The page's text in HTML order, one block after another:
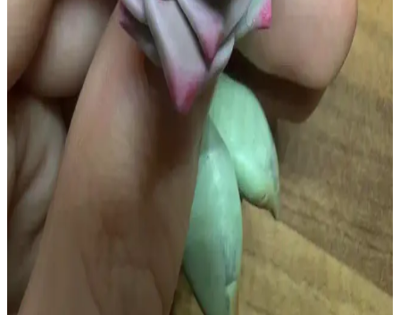
Saç İlhamlı Polimer Kil Vazo Tasarımı: Teknikler ve
Yapım Süreci Detayları
Saçın doğal düşüşü ve renk geçişlerinden ilham alan polimer kil
vazo, detaylı kıvrımlar ve bilinçli hizalanmayan renklerle özgünlük
kazanıyor. Üretim sürecinde ekstruder ve fırınlama teknikleri
kullanıldı.
Tiny Cat Village: Yeti'nin Ahşap Kulübesi ve
Minyatür Polimer Kil Sanatının Detayları
Tiny Cat Village serisi, Yeti'nin rustik ahşap kulübesi ve minyatür
polimer kil figürleriyle detaylı ve gerçekçi sahneler sunuyor. Sanatçı,
tasarımda özgünlük ve sıcak atmosfer yaratıyor.
Polimer Kil ile Anahtarlık İçin Sukulent Yapımı ve
Karşılaşılan Zorluklar